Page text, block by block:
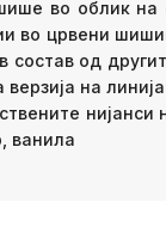
во облик на
во црвени
од
на линијата
нијанси
ванила